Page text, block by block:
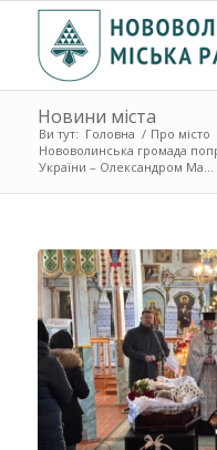
Новини міста
Ви тут: Головна / Про місто
Нововолинська громада
України – Олександром Ма...